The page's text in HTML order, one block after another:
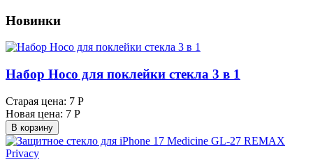
Новинки
Набор Hoco для поклейки стекла 3 в 1
Старая цена: 7 Р
Новая цена: 7 Р
В корзину